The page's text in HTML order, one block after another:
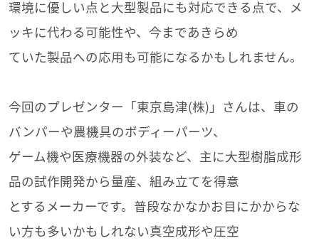
環境に優しい点と大型製品にも対応できる点で、メ
ッキに代わる可能性や、今まであきらめ
ていた製品への応用も可能になるかもしれません。
今回のプレゼンター「東京島津(株)」さんは、車の
バンパーや農機具のボディーパーツ、
ゲーム機や医療機器の外装など、主に大型樹脂成形
品の試作開発から量産、組み立てを得意
とするメーカーです。普段なかなかお目にかからな
い方も多いかもしれない真空成形や圧空